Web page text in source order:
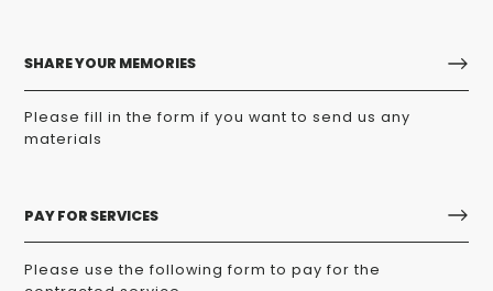
SHARE YOUR MEMORIES
Please fill in the form if you want to send us any
materials
PAY FOR SERVICES
Please use the following form to pay for the